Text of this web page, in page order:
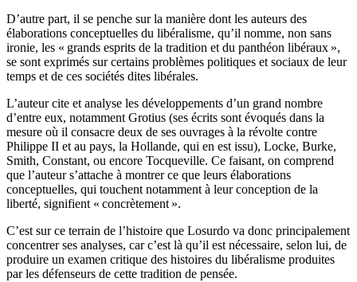
D’autre part, il se penche sur la manière dont les auteurs des
élaborations conceptuelles du libéralisme, qu’il nomme, non sans
ironie, les « grands esprits de la tradition et du panthéon libéraux »,
se sont exprimés sur certains problèmes politiques et sociaux de leur
temps et de ces sociétés dites libérales.
L’auteur cite et analyse les développements d’un grand nombre
d’entre eux, notamment Grotius (ses écrits sont évoqués dans la
mesure où il consacre deux de ses ouvrages à la révolte contre
Philippe II et au pays, la Hollande, qui en est issu), Locke, Burke,
Smith, Constant, ou encore Tocqueville. Ce faisant, on comprend
que l’auteur s’attache à montrer ce que leurs élaborations
conceptuelles, qui touchent notamment à leur conception de la
liberté, signifient « concrètement ».
C’est sur ce terrain de l’histoire que Losurdo va donc principalement
concentrer ses analyses, car c’est là qu’il est nécessaire, selon lui, de
produire un examen critique des histoires du libéralisme produites
par les défenseurs de cette tradition de pensée.